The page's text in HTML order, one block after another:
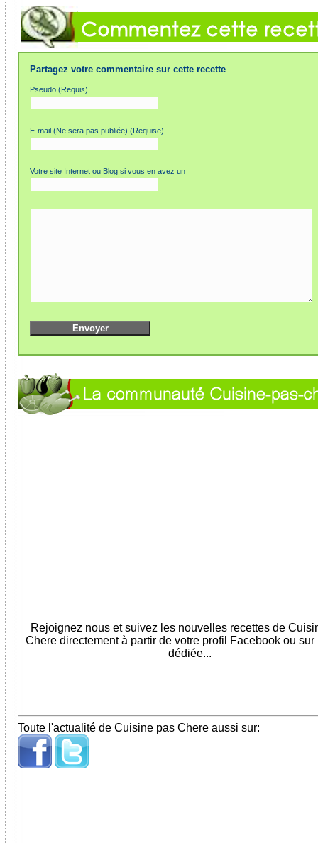
Partagez votre commentaire sur cette recette
Pseudo (Requis)
E-mail (Ne sera pas publiée) (Requise)
Votre site Internet ou Blog si vous en avez un
Rejoignez nous et suivez les nouvelles recettes de
Chere directement à partir de votre profil Facebook ou sur
dédiée...
Toute l'actualité de Cuisine pas Chere aussi sur: